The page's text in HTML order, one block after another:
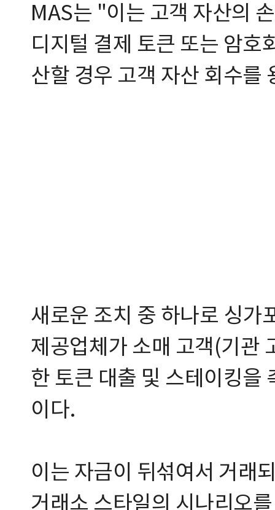
MAS는 "이는 고객 자산의
디지털 결제 토큰 또는 암호
산할 경우 고객 자산 회수를
새로운 조치 중 하나로 싱가
제공업체가 소매 고객(기관
한 토큰 대출 및 스테이킹을
이다.
이는 자금이 뒤섞여서 거래
거래소 스타일의 시나리오